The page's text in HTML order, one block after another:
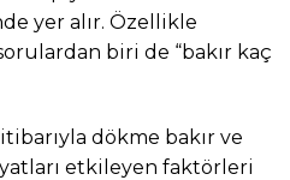
yer alır. Özellikle
biri de “bakır kaç
dökme bakır ve
etkileyen faktörleri